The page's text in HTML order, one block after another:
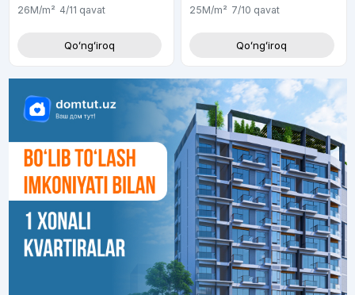
26M/m² 4/11 qavat
Qoʻngʻiroq
25M/m² 7/10 qavat
Qoʻngʻiroq